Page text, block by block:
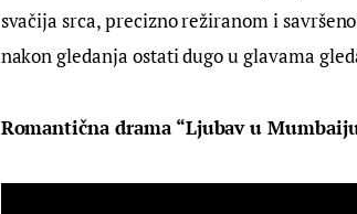
svačija srca, precizno režiranom i
nakon gledanja ostati dugo u glavama
Romantična drama “Ljubav u